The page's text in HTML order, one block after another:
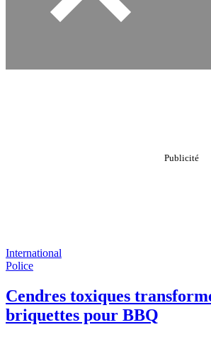
International
Police
Cendres toxiques
briquettes pour BBQ